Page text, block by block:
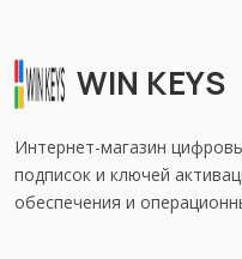
WIN KEYS
Интернет-магазин
подписок и ключей
обеспечения и